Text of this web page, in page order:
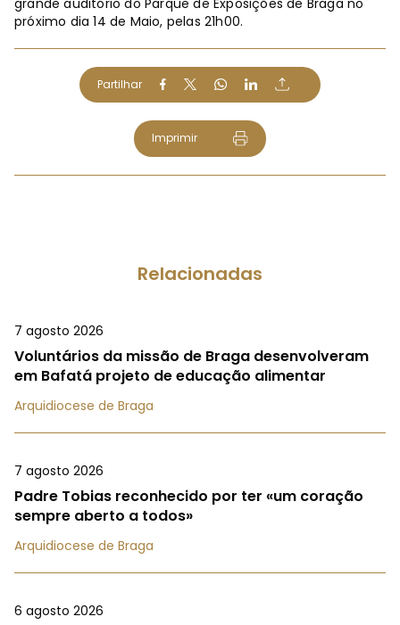
próximo dia 14 de Maio, pelas 21h00.
Partilhar
Imprimir
Relacionadas
7 agosto 2026
Voluntários da missão de Braga desenvolveram
em Bafatá projeto de educação alimentar
Arquidiocese de Braga
7 agosto 2026
Padre Tobias reconhecido por ter «um coração
sempre aberto a todos»
Arquidiocese de Braga
6 agosto 2026